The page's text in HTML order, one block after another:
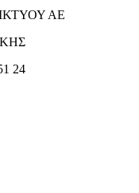
ΑΕ
24